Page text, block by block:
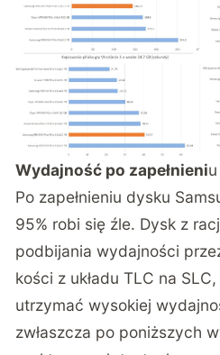
Wydajność po zapełnieniu
Po zapełnieniu dysku
95% robi się źle. Dysk z
podbijania wydajności
kości z układu TLC na
utrzymać wysokiej
zwłaszcza po poniższych